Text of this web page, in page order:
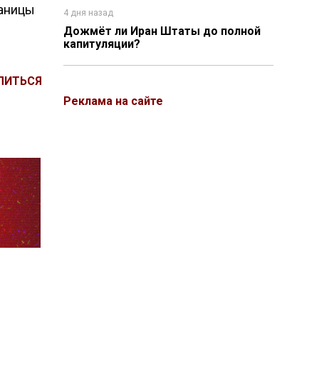
4 дня назад
Дожмёт ли Иран Штаты до полной
капитуляции?
Реклама на сайте